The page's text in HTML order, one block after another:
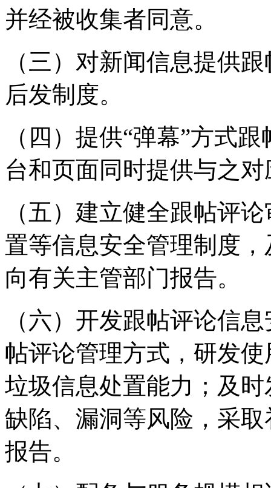
并经被收集者同意。
（三）对新闻信息提供
后发制度。
（四）提供“弹幕”方式
台和页面同时提供与之
（五）建立健全跟帖评
置等信息安全管理制度
向有关主管部门报告。
（六）开发跟帖评论信
帖评论管理方式，研发
垃圾信息处置能力；及
缺陷、漏洞等风险，采
报告。